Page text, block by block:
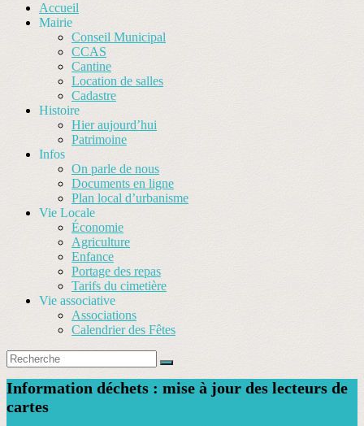
Accueil
Mairie
Conseil Municipal
CCAS
Cantine
Location de salles
Cadastre
Histoire
Hier aujourd’hui
Patrimoine
Infos
On parle de nous
Documents en ligne
Plan local d’urbanisme
Vie Locale
Économie
Agriculture
Enfance
Portage des repas
Tarifs du cimetière
Vie associative
Associations
Calendrier des Fêtes
Information déchets : mise à jour des lecteurs de
cartes